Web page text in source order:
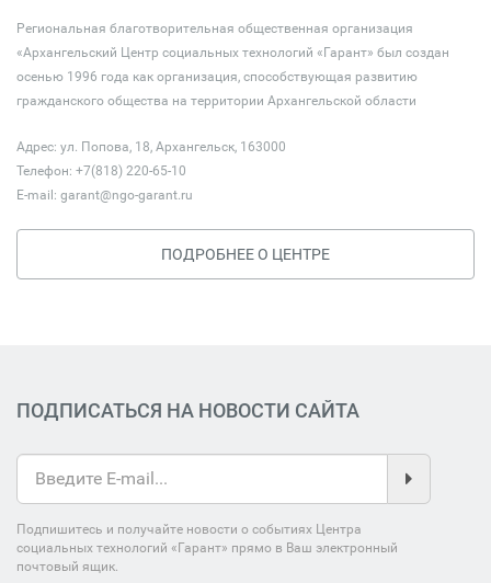
Региональная благотворительная общественная организация
«Архангельский Центр социальных технологий «Гарант» был создан
осенью 1996 года как организация, способствующая развитию
гражданского общества на территории Архангельской области
Адрес: ул. Попова, 18, Архангельск, 163000
Телефон: +7(818) 220-65-10
E-mail: garant@ngo-garant.ru
ПОДРОБНЕЕ О ЦЕНТРЕ
ПОДПИСАТЬСЯ НА НОВОСТИ САЙТА
Подпишитесь и получайте новости о событиях Центра
социальных технологий «Гарант» прямо в Ваш электронный
почтовый ящик.